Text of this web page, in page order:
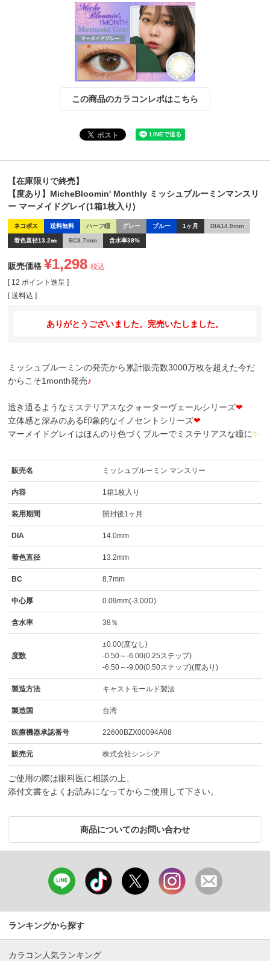
この商品のカラコンレポはこちら
【在庫限りで終売】
【度あり】MicheBloomin' Monthly ミッシュブルーミンマンスリ
ー マーメイドグレイ(1箱1枚入り)
ネコポス 送料無料 ハーフ瞳 グレー ブルー 1ヶ月 DIA14.0mm
着色直径13.2㎜ BC8.7mm 含水率38%
販売価格 ¥1,298 税込
[ 12 ポイント進呈 ]
送料込
ありがとうございました。完売いたしました。
ミッシュブルーミンの発売から累計販売数3000万枚を超えた今だ
からこそ1month発売♪
透き通るようなミステリアスなクォーターヴェールシリーズ❤
立体感と深みのある印象的なイノセントシリーズ❤
マーメイドグレイはほんのり色づくブルーでミステリアスな瞳に✨
販売名 ミッシュブルーミン マンスリー
内容 1箱1枚入り
装用期間 開封後1ヶ月
DIA 14.0mm
着色直径 13.2mm
BC 8.7mm
中心厚 0.09mm(-3.00D)
含水率 38％
度数
±0.00(度なし)
-0.50～-6.00(0.25ステップ)
-6.50～-9.00(0.50ステップ)(度あり)
製造方法 キャストモールド製法
製造国 台湾
医療機器承認番号 22600BZX00094A08
販売元 株式会社シンシア
ご使用の際は眼科医に相談の上、
添付文書をよくお読みになってからご使用して下さい。
商品についてのお問い合わせ
ランキングから探す
カラコン人気ランキング